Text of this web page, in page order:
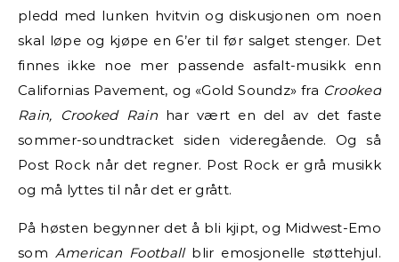
pledd med lunken hvitvin og diskusjonen om noen
skal løpe og kjøpe en 6’er til før salget stenger. Det
finnes ikke noe mer passende asfalt-musikk enn
Californias Pavement, og «Gold Soundz» fra Crooked
Rain, Crooked Rain har vært en del av det faste
sommer-soundtracket siden videregående. Og så
Post Rock når det regner. Post Rock er grå musikk
og må lyttes til når det er grått.
På høsten begynner det å bli kjipt, og Midwest-Emo
som American Footballblir emosjonelle støttehjul.